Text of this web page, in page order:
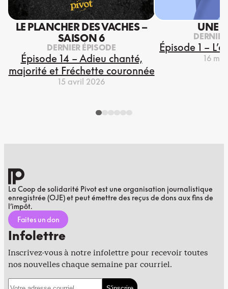
LE PLANCHER DES VACHES –
SAISON 6
DERNIER ÉPISODE
Épisode 14 – Adieu chanté,
majorité et Fréchette couronnée
15 avril 2026
UNE
Épisode 1 –
16
La Coop de solidarité Pivot est une organisation journalistique
enregistrée (OJE) et peut émettre des reçus de dons aux fins de
l’impôt.
Faites un don
Infolettre
Inscrivez-vous à notre infolettre pour recevoir toutes
nos nouvelles chaque semaine par courriel.